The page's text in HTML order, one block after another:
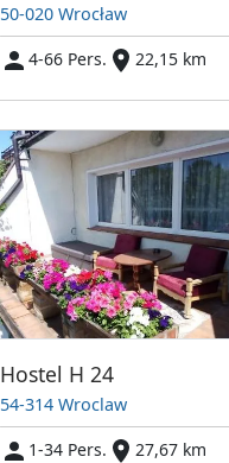
50-020 Wrocław
4-66 Pers.
22,15 km
Hostel H 24
54-314 Wroclaw
1-34 Pers.
27,67 km